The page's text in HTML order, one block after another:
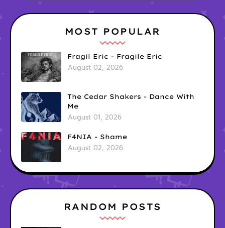
MOST POPULAR
Fragil Eric - Fragile Eric
August 02, 2026
The Cedar Shakers - Dance With
Me
August 01, 2026
F4NIA - Shame
August 02, 2026
RANDOM POSTS